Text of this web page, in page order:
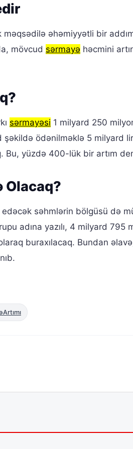
məqsədilə əhəmiyyətli bir
mövcud sərmayə həcmini
sərmayəsi 1 milyard 250
ödənilməklə 5 milyard
Bu, yüzdə 400-lük bir artım
Olacaq?
səhmlərin bölgüsü də
adına yazılı, 4 milyard 795
buraxılacaq. Bundan